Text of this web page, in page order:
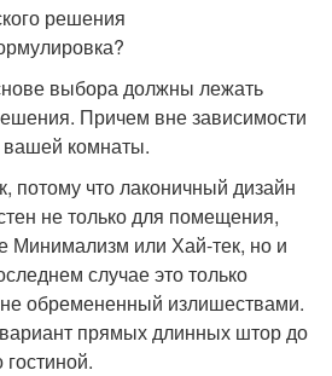
решения
выбора должны лежать
Причем вне зависимости
комнаты.
потому что лаконичный дизайн
не только для помещения,
Минимализм или Хай-тек, но и
случае это только
обремененный излишествами.
прямых длинных штор до